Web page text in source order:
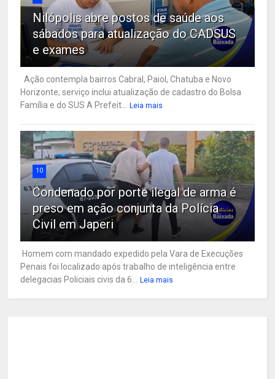
Nilópolis abre postos de saúde aos
sábados para atualização do CADSUS
e exames
Ação contempla bairros Cabral, Paiol, Chatuba e Novo
Horizonte; serviço inclui atualização de cadastro do Bolsa
Família e do SUS A Prefeit...
Leia mais
10
Condenado por porte ilegal de arma é
preso em ação conjunta da Polícia
Civil em Japeri
Homem com mandado expedido pela Vara de Execuções
Penais foi localizado após trabalho de inteligência entre
delegacias Policiais civis da 6...
Leia mais